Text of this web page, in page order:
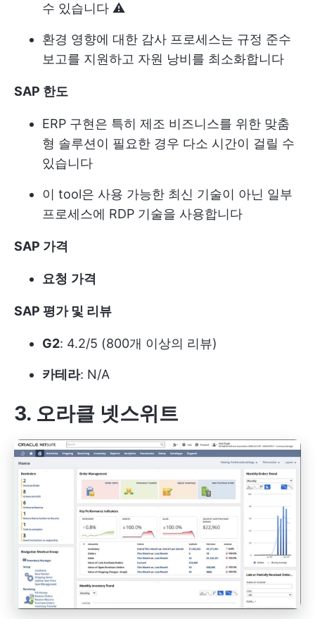
수 있습니다 ⚠️
환경 영향에 대한 감사 프로세스는 규정 준수
보고를 지원하고 자원 낭비를 최소화합니다
SAP 한도
ERP 구현은 특히 제조 비즈니스를 위한 맞춤
형 솔루션이 필요한 경우 다소 시간이 걸릴 수
있습니다
이 tool은 사용 가능한 최신 기술이 아닌 일부
프로세스에 RDP 기술을 사용합니다
SAP 가격
요청 가격
SAP 평가 및 리뷰
G2: 4.2/5 (800개 이상의 리뷰)
카테라: N/A
3. 오라클 넷스위트